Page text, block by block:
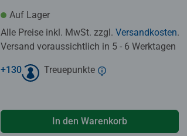
Auf Lager
Alle Preise inkl. MwSt. zzgl. Versandkosten.
Versand voraussichtlich in 5 - 6 Werktagen
+130 Treuepunkte
In den Warenkorb